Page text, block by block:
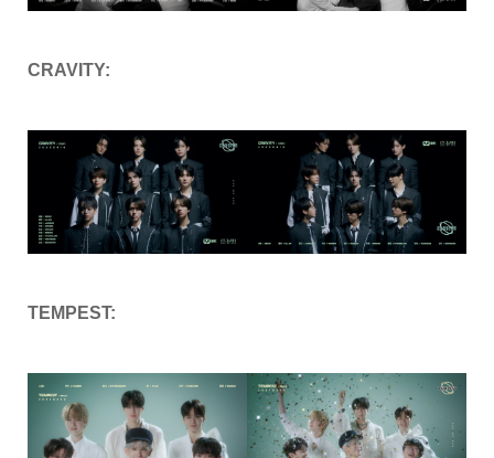
CRAVITY:
TEMPEST: